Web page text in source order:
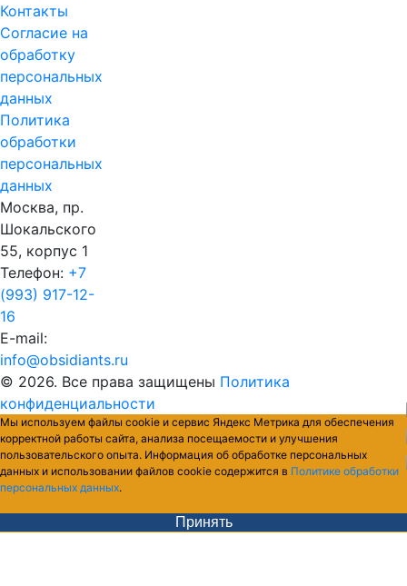
Контакты
Согласие на
обработку
персональных
данных
Политика
обработки
персональных
данных
Москва, пр.
Шокальского
55, корпус 1
Телефон: +7
(993) 917-12-
16
E-mail:
info@obsidiants.ru
© 2026. Все права защищены Политика
конфиденциальности
Мы используем файлы cookie и сервис Яндекс Метрика для обеспечения
корректной работы сайта, анализа посещаемости и улучшения
пользовательского опыта. Информация об обработке персональных
данных и использовании файлов cookie содержится в Политике обработки
персональных данных.
Принять